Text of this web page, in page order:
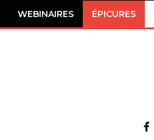
WEBINAIRES ÉPICURES